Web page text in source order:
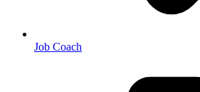
Job Coach